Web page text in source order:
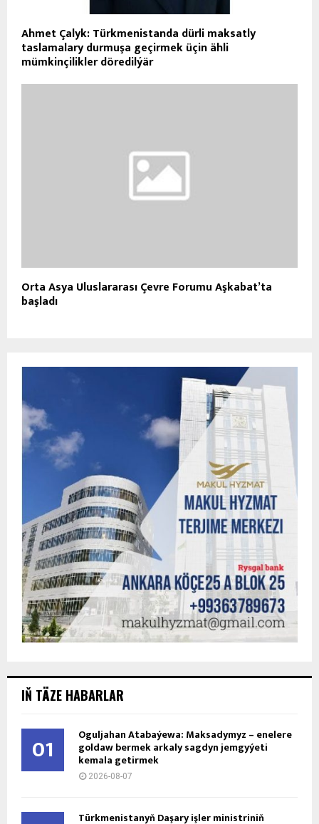
Ahmet Çalyk: Türkmenistanda dürli maksatly
taslamalary durmuşa geçirmek üçin ähli
mümkinçilikler döredilýär
Orta Asya Uluslararası Çevre Forumu Aşkabat’ta
başladı
IŇ TÄZE HABARLAR
01 Oguljahan Atabaýewa: Maksadymyz – enelere
goldaw bermek arkaly sagdyn jemgyýeti
kemala getirmek
2026-08-07
Türkmenistanyň Daşary işler ministriniň